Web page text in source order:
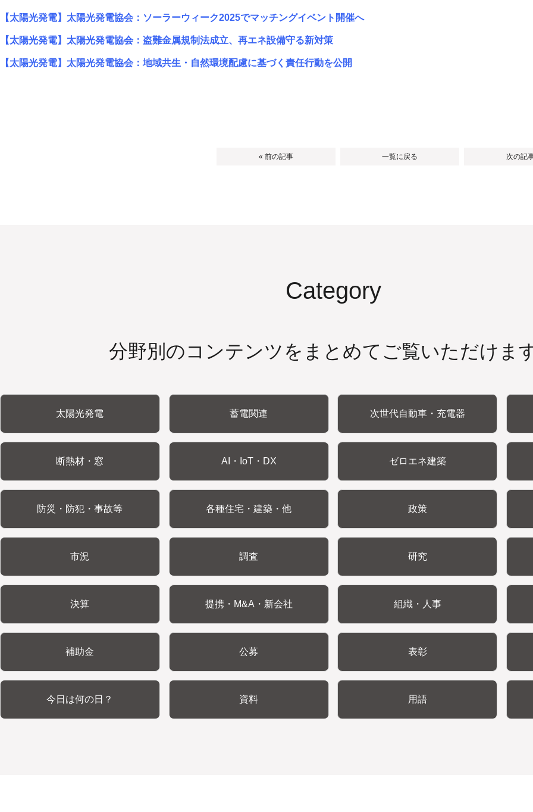
【太陽光発電】太陽光発電協会：ソーラーウィーク2025でマッチングイベント開催へ
【太陽光発電】太陽光発電協会：盗難金属規制法成立、再エネ設備守る新対策
【太陽光発電】太陽光発電協会：地域共生・自然環境配慮に基づく責任行動を公開
« 前の記事 一覧に戻る 次の記
Category
分野別のコンテンツをまとめてご覧いただけま
太陽光発電 蓄電関連 次世代自動車・充電器
断熱材・窓 AI・IoT・DX ゼロエネ建築
防災・防犯・事故等 各種住宅・建築・他 政策
市況 調査 研究
決算 提携・M&A・新会社 組織・人事
補助金 公募 表彰
今日は何の日？ 資料 用語